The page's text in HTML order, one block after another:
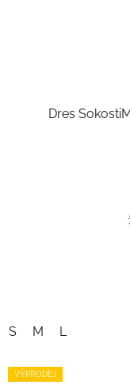
Dres
S M L
VÝPRODEJ